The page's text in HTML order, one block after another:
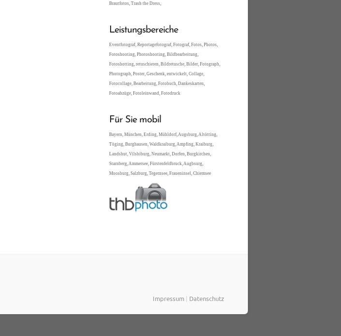
Brautfotos, Trash the Dress,
Leistungsbereiche
Eventfotograf, Reportagefotograf, Fotograf, Fotos, Photos,
Fotoshooting, Photoshooting, Bildbearbeitung,
Fotoshotting, retuschieren, Bildretusche, Bilder, Fotograph,
Photograph, Poster, Geschenk, entwickelt, Collage,
Fotocollage, Bearbeitung, Fotobuch, Dankeskarten,
Fotoabzüge, Fotoleinwand, Fotodruck
Für Sie mobil
Bayern, München, Erding, Mühldorf, Augsburg, Altötting,
Töging, Burghausen, Waldkraiburg, Ampfing, Kraiburg,
Landshut, Vilsbiburg, Neumarkt, Dorfen, Burgkirchen,
Starnberg, Ammersee, Fürstenfeldbruck, Augbsurg,
Moosburg, Salzburg, Tegernsee, Fraueninsel, Chiemsee
Impressum | Datenschutz